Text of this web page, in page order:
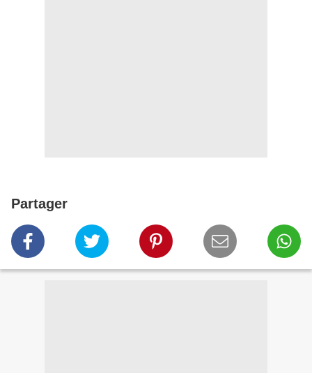
Partager